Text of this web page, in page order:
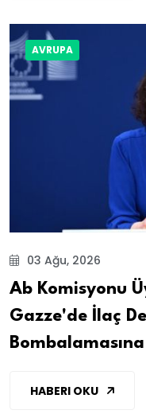
AVRUPA
03 Ağu, 2026
Ab Komisyonu
Gazze'de İlaç
HABERI OKU